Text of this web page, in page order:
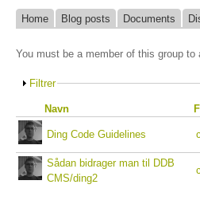
Home Blog posts Documents
You must be a member of this group to
Filtrer
Navn
Ding Code Guidelines
Sådan bidrager man til DDB
CMS/ding2